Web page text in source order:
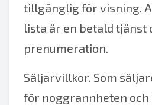
tillgänglig för visning.
lista är en betald tjänst
prenumeration.
Säljarvillkor. Som
för noggrannheten